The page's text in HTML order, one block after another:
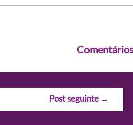
Post seguinte →